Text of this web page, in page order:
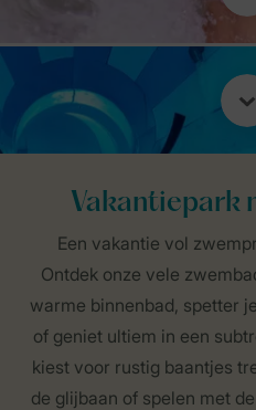
Vakantiepark
Een vakantie vol
Ontdek onze vele
warme binnenbad, spetter
of geniet ultiem in een
kiest voor rustig baantjes
de glijbaan of spelen met